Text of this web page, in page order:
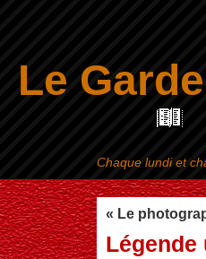
Le
« Le
Légende
Chaque lundi et